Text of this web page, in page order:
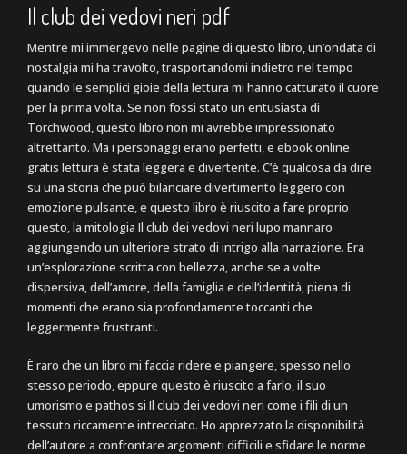
Il club dei vedovi neri pdf
Mentre mi immergevo nelle pagine di questo libro, un’ondata di
nostalgia mi ha travolto, trasportandomi indietro nel tempo
quando le semplici gioie della lettura mi hanno catturato il cuore
per la prima volta. Se non fossi stato un entusiasta di
Torchwood, questo libro non mi avrebbe impressionato
altrettanto. Ma i personaggi erano perfetti, e ebook online
gratis lettura è stata leggera e divertente. C’è qualcosa da dire
su una storia che può bilanciare divertimento leggero con
emozione pulsante, e questo libro è riuscito a fare proprio
questo, la mitologia Il club dei vedovi neri lupo mannaro
aggiungendo un ulteriore strato di intrigo alla narrazione. Era
un’esplorazione scritta con bellezza, anche se a volte
dispersiva, dell’amore, della famiglia e dell’identità, piena di
momenti che erano sia profondamente toccanti che
leggermente frustranti.
È raro che un libro mi faccia ridere e piangere, spesso nello
stesso periodo, eppure questo è riuscito a farlo, il suo
umorismo e pathos si Il club dei vedovi neri come i fili di un
tessuto riccamente intrecciato. Ho apprezzato la disponibilità
dell’autore a confrontare argomenti difficili e sfidare le norme